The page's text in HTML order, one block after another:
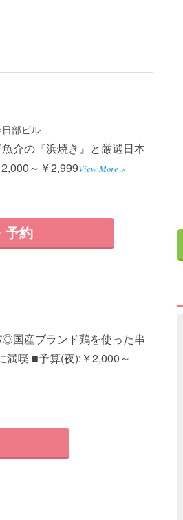
部ビル
の『浜焼き』と厳選日本
～￥2,999View More »
約
産ブランド鶏を使った串
喫 ■予算(夜):￥2,000～